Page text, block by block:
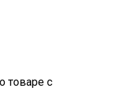
товаре с